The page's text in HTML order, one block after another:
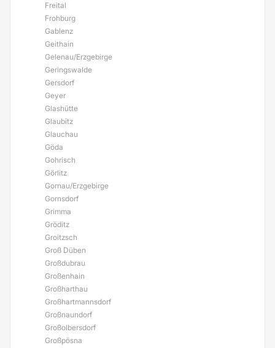
Freital
Frohburg
Gablenz
Geithain
Gelenau/Erzgebirge
Geringswalde
Gersdorf
Geyer
Glashütte
Glaubitz
Glauchau
Göda
Gohrisch
Görlitz
Gornau/Erzgebirge
Gornsdorf
Grimma
Gröditz
Groitzsch
Groß Düben
Großdubrau
Großenhain
Großharthau
Großhartmannsdorf
Großnaundorf
Großolbersdorf
Großpösna